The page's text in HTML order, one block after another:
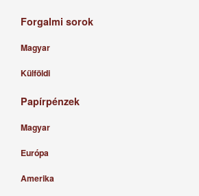
Forgalmi sorok
Magyar
Külföldi
Papírpénzek
Magyar
Európa
Amerika